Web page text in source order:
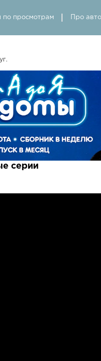
по просмотрам Про
серии